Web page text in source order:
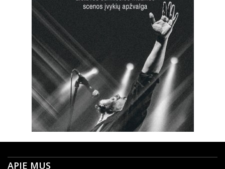
APIE MUS